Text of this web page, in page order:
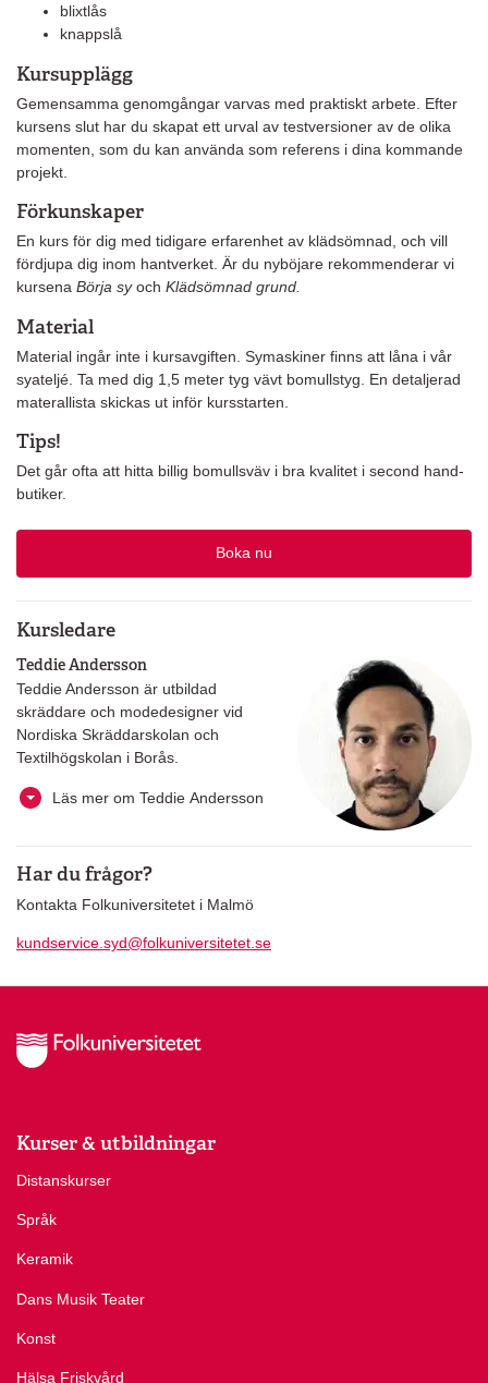
blixtlås
knappslå
Kursupplägg
Gemensamma genomgångar varvas med praktiskt arbete. Efter
kursens slut har du skapat ett urval av testversioner av de olika
momenten, som du kan använda som referens i dina kommande
projekt.
Förkunskaper
En kurs för dig med tidigare erfarenhet av klädsömnad, och vill
fördjupa dig inom hantverket. Är du nyböjare rekommenderar vi
kursena Börja syoch Klädsömnad grund.
Material
Material ingår inte i kursavgiften. Symaskiner finns att låna i vår
syateljé. Ta med dig 1,5 meter tyg vävt bomullstyg. En detaljerad
materallista skickas ut inför kursstarten.
Tips!
Det går ofta att hitta billig bomullsväv i bra kvalitet i second hand-
butiker.
Boka nu
Kursledare
Teddie Andersson
Teddie Andersson är utbildad
skräddare och modedesigner vid
Nordiska Skräddarskolan och
Textilhögskolan i Borås.
Läs mer om Teddie Andersson
Har du frågor?
Kontakta Folkuniversitetet i Malmö
kundservice.syd@folkuniversitetet.se
Kurser & utbildningar
Distanskurser
Språk
Keramik
Dans Musik Teater
Konst
Hälsa Friskvård